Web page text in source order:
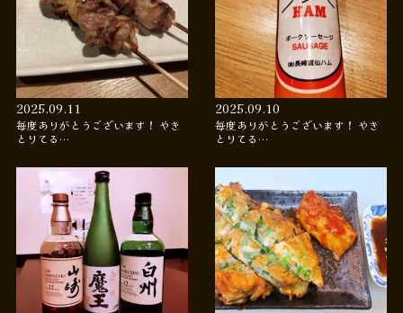
2025.09.11
毎度ありがとうございます！ やき
とりてる…
2025.09.10
毎度ありがとうございます！ やき
とりてる…